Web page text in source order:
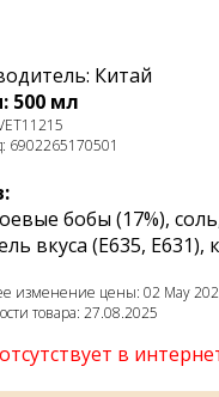
Китай
500 мл
6902265170501
бобы (17%),
вкуса (Е635, Е631),
изменение цены: 02 May
товара: 27.08.2025
в